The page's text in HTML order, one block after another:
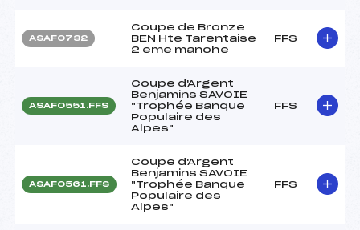
ASAF0732
Coupe de Bronze
BEN Hte Tarentaise
2 eme manche
FFS
ASAF0551.FFS
Coupe d'Argent
Benjamins SAVOIE
"Trophée Banque
Populaire des
Alpes"
FFS
ASAF0561.FFS
Coupe d'Argent
Benjamins SAVOIE
"Trophée Banque
Populaire des
Alpes"
FFS